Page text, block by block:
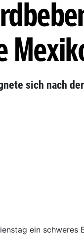
sich nach
ein schweres